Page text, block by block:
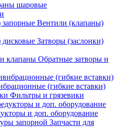
шаровые
Вентили (клапаны)
Затворы (заслонки)
Обратные затворы и
(гибкие вставки)
Фильтры и грязевики
и доп. оборудование
Запчасти для